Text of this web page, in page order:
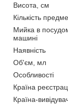
Висота, см
Кількість
Мийка в
машині
Наявність
Об'єм, мл
Особливості
Країна
Країна-